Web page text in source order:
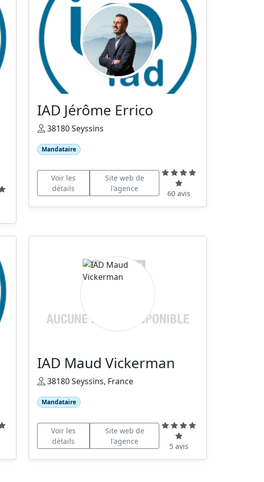
IAD Jérôme Errico
38180 Seyssins
Mandataire
Voir les
détails
Site web de
l'agence
60 avis
IAD Maud Vickerman
38180 Seyssins, France
Mandataire
Voir les
détails
Site web de
l'agence
5 avis